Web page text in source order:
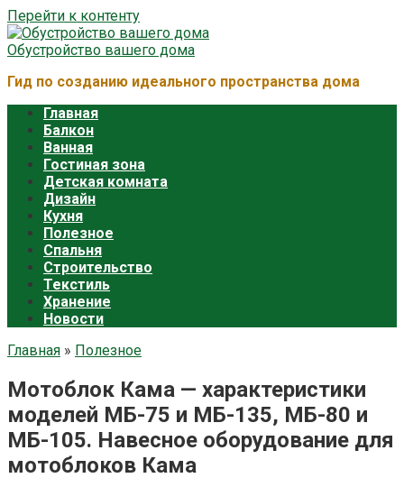
Перейти к контенту
Обустройство вашего дома
Гид по созданию идеального пространства дома
Главная
Балкон
Ванная
Гостиная зона
Детская комната
Дизайн
Кухня
Полезное
Спальня
Строительство
Текстиль
Хранение
Новости
Главная » Полезное
Мотоблок Кама — характеристики
моделей МБ-75 и МБ-135, МБ-80 и
МБ-105. Навесное оборудование для
мотоблоков Кама